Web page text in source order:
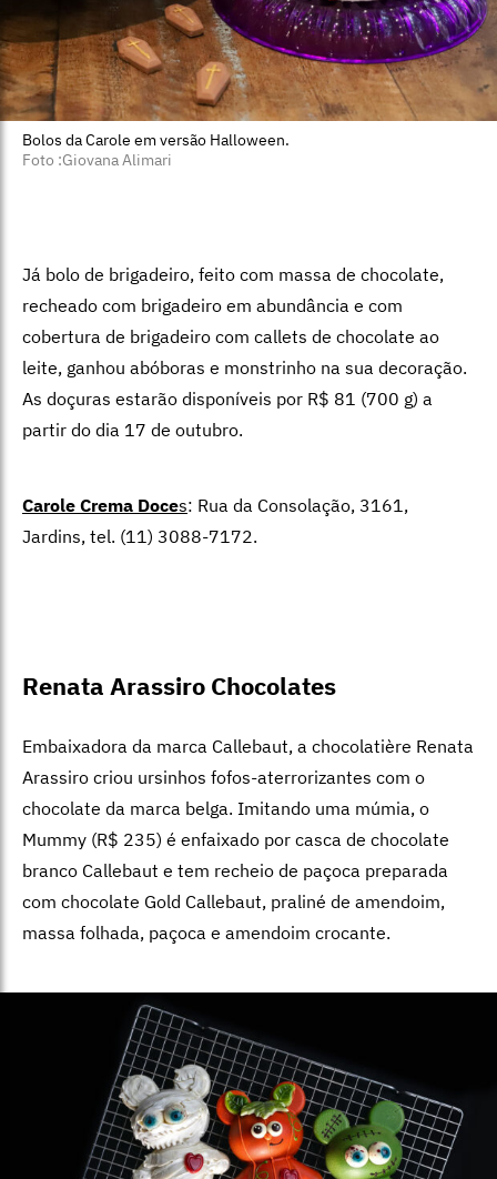
Bolos da Carole em versão Halloween.
Foto :Giovana Alimari
Já bolo de brigadeiro, feito com massa de chocolate,
recheado com brigadeiro em abundância e com
cobertura de brigadeiro com callets de chocolate ao
leite, ganhou abóboras e monstrinho na sua decoração.
As doçuras estarão disponíveis por R$ 81 (700 g) a
partir do dia 17 de outubro.
Carole Crema Doces: Rua da Consolação, 3161,
Jardins, tel. (11) 3088-7172.
Renata Arassiro Chocolates
Embaixadora da marca Callebaut, a chocolatière Renata
Arassiro criou ursinhos fofos-aterrorizantes com o
chocolate da marca belga. Imitando uma múmia, o
Mummy (R$ 235) é enfaixado por casca de chocolate
branco Callebaut e tem recheio de paçoca preparada
com chocolate Gold Callebaut, praliné de amendoim,
massa folhada, paçoca e amendoim crocante.